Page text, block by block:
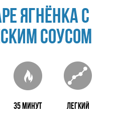
ягнёнка с
соусом
35 минут Легкий